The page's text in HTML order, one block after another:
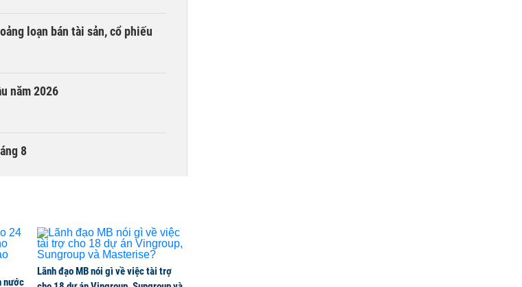
loạn bán tài sản, cổ phiếu
năm 2026
8
lên HOSE
dòng vốn trong nền kinh tế
nước
Lãnh đạo MB nói gì về việc tài trợ